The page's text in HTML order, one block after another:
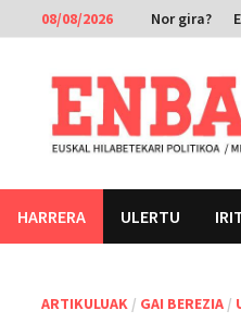
to
content
08/08/2026 Nor gira?
HARRERA ULERTU
ARTIKULUAK / GAI BEREZIA /